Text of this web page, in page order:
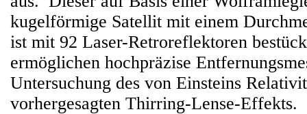
kugelförmige Satellit mit einem
ist mit 92 Laser-Retroreflektoren
ermöglichen hochpräzise
Untersuchung des von Einsteins
vorhergesagten Thirring-Lense-Effekts.